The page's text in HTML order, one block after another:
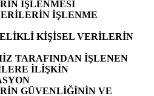
İŞLENMESİ
İŞLENME
KİŞİSEL VERİLERİN
TARAFINDAN İŞLENEN
İLİŞKİN
GÜVENLİĞİNİN VE